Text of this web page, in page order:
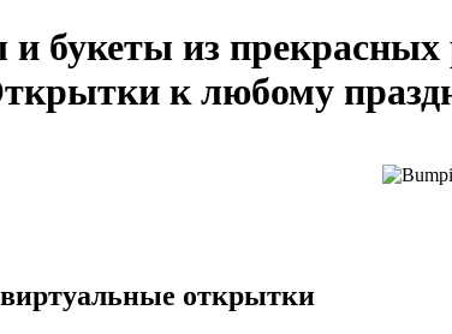
букеты из прекрасных
к любому
открытки